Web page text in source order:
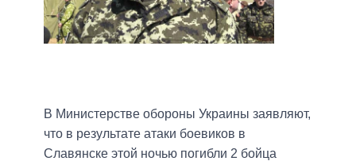
В Министерстве обороны Украины заявляют,
что в результате атаки боевиков в
Славянске этой ночью погибли 2 бойца